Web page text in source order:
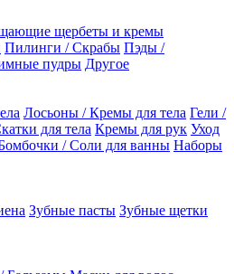
щербеты и кремы
Пилинги / Скрабы Пэды /
пудры Другое
Лосьоны / Кремы для тела Гели /
для тела Кремы для рук Уход
/ Соли для ванны Наборы
Зубные пасты Зубные щетки